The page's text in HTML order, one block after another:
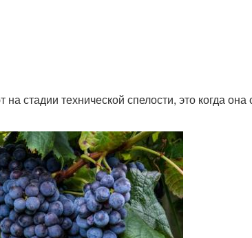
стадии технической спелости, это когда она